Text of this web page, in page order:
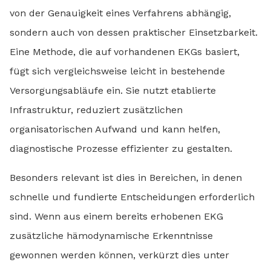
von der Genauigkeit eines Verfahrens abhängig,
sondern auch von dessen praktischer Einsetzbarkeit.
Eine Methode, die auf vorhandenen EKGs basiert,
fügt sich vergleichsweise leicht in bestehende
Versorgungsabläufe ein. Sie nutzt etablierte
Infrastruktur, reduziert zusätzlichen
organisatorischen Aufwand und kann helfen,
diagnostische Prozesse effizienter zu gestalten.
Besonders relevant ist dies in Bereichen, in denen
schnelle und fundierte Entscheidungen erforderlich
sind. Wenn aus einem bereits erhobenen EKG
zusätzliche hämodynamische Erkenntnisse
gewonnen werden können, verkürzt dies unter